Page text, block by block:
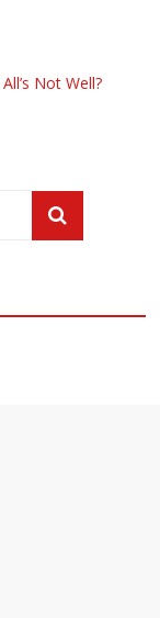
Not Well?